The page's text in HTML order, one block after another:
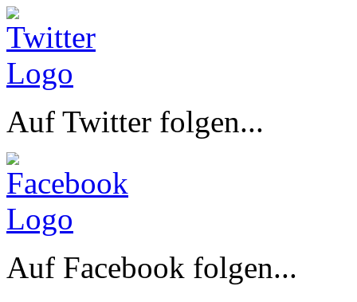
Auf Twitter folgen...
Auf Facebook folgen...